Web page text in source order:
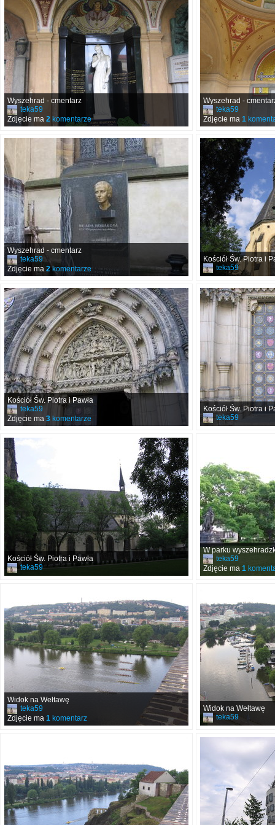
Wyszehrad - cmentarz
teka59
Zdjęcie ma 2 komentarze
Wyszehrad -
teka59
Zdjęcie ma 1
Wyszehrad - cmentarz
teka59
Zdjęcie ma 2komentarze
Kościół Św. Piotra i
teka59
Kościół Św. Piotra i Pawła
teka59
Zdjęcie ma 3 komentarze
Kościół Św. Piotra i
teka59
Kościół Św. Piotra i Pawła
teka59
W parku
teka59
Zdjęcie ma 1
Widok na Wełtawę
teka59
Zdjęcie ma 1 komentarz
Widok na Wełtawę
teka59